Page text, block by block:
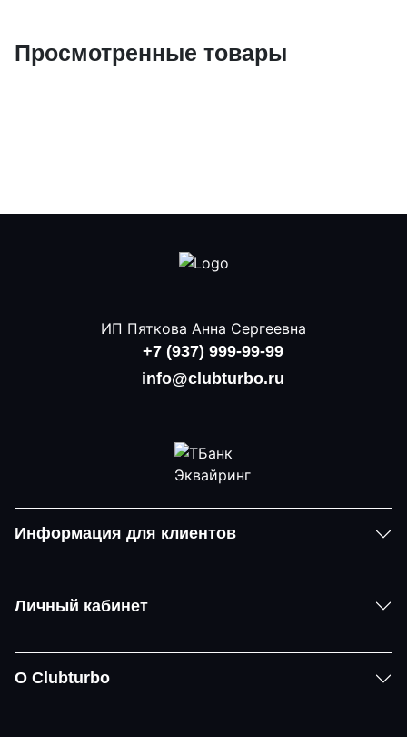
Просмотренные товары
ИП Пяткова Анна Сергеевна
+7 (937) 999-99-99
info@clubturbo.ru
Информация для клиентов
Личный кабинет
О Clubturbo